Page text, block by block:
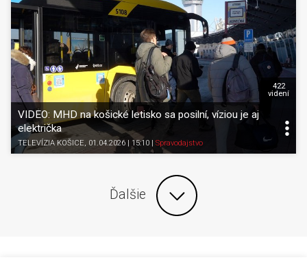
VIDEO: MHD na košické letisko sa posilní, víziou je aj
električka
TELEVÍZIA KOŠICE, 01.04.2026 | 15:10 Spravodajstvo
422
videní
Ďalšie